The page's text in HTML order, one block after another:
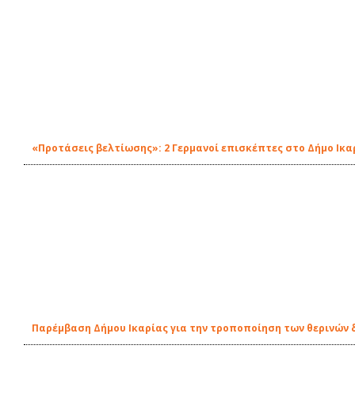
«Προτάσεις βελτίωσης»: 2 Γερμανοί επισκέπτες στο Δήμο
Παρέμβαση Δήμου Ικαρίας για την τροποποίηση των